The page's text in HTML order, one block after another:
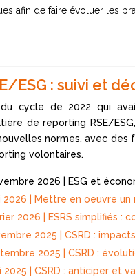
afin de faire évoluer les
ESG : suivi et
cycle de 2022 qui
de reporting RSE/
normes, avec des
volontaires.
2026 | ESG et
2026 | Mettre en oeuvre
2026 | ESRS simplifiés :
2025 | CSRD :
2025 | CSRD :
2025 | CSRD : anticiper et